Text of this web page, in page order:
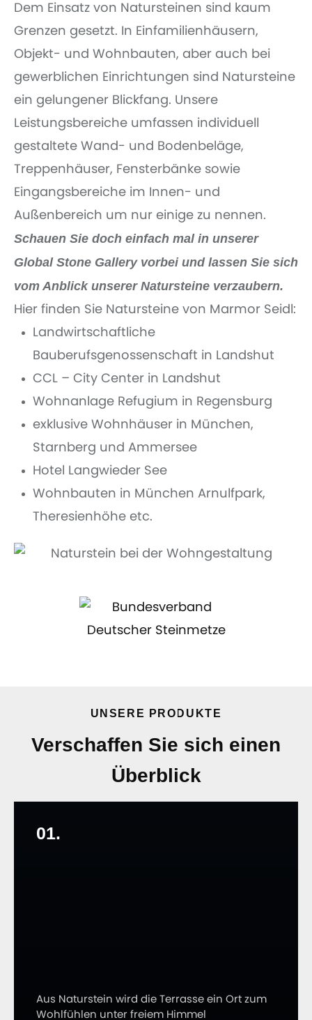
Dem Einsatz von Natursteinen sind kaum
Grenzen gesetzt. In Einfamilienhäusern,
Objekt- und Wohnbauten, aber auch bei
gewerblichen Einrichtungen sind Natursteine
ein gelungener Blickfang. Unsere
Leistungsbereiche umfassen individuell
gestaltete Wand- und Bodenbeläge,
Treppenhäuser, Fensterbänke sowie
Eingangsbereiche im Innen- und
Außenbereich um nur einige zu nennen.
Schauen Sie doch einfach mal in unserer
Global Stone Gallery vorbei und lassen Sie sich
vom Anblick unserer Natursteine verzaubern.
Hier finden Sie Natursteine von Marmor Seidl:
Landwirtschaftliche
Bauberufsgenossenschaft in Landshut
CCL – City Center in Landshut
Wohnanlage Refugium in Regensburg
exklusive Wohnhäuser in München,
Starnberg und Ammersee
Hotel Langwieder See
Wohnbauten in München Arnulfpark,
Theresienhöhe etc.
UNSERE PRODUKTE
Verschaffen Sie sich einen
Überblick
01.
Aus Naturstein wird die Terrasse ein Ort zum
Wohlfühlen unter freiem Himmel